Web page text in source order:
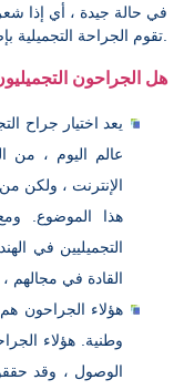
في حالة جيدة ، أي إذا
هل الجراحون
يعد اختيار جراح
عالم اليوم ، من
الإنترنت ، ولكن من
هذا الموضوع.
التجميليين في
القادة في مجالهم
هؤلاء الجراحون
وطنية. هؤلاء
الوصول ، وقد